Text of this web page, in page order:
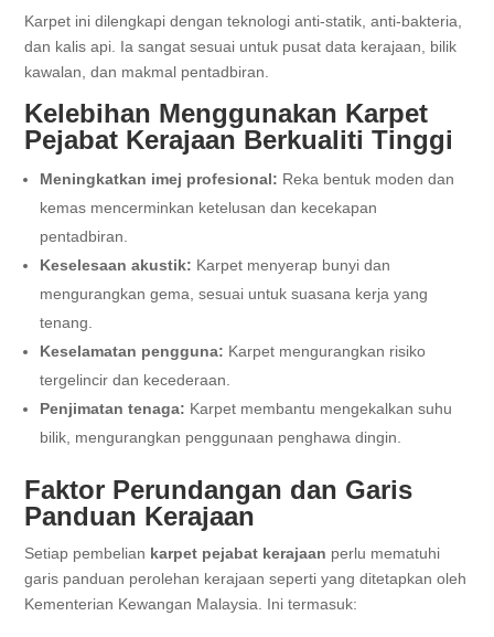
Karpet ini dilengkapi dengan teknologi anti-statik, anti-bakteria,
dan kalis api. Ia sangat sesuai untuk pusat data kerajaan, bilik
kawalan, dan makmal pentadbiran.
Kelebihan Menggunakan Karpet
Pejabat Kerajaan Berkualiti Tinggi
Meningkatkan imej profesional: Reka bentuk moden dan
kemas mencerminkan ketelusan dan kecekapan
pentadbiran.
Keselesaan akustik: Karpet menyerap bunyi dan
mengurangkan gema, sesuai untuk suasana kerja yang
tenang.
Keselamatan pengguna: Karpet mengurangkan risiko
tergelincir dan kecederaan.
Penjimatan tenaga: Karpet membantu mengekalkan suhu
bilik, mengurangkan penggunaan penghawa dingin.
Faktor Perundangan dan Garis
Panduan Kerajaan
Setiap pembelian karpet pejabat kerajaan perlu mematuhi
garis panduan perolehan kerajaan seperti yang ditetapkan oleh
Kementerian Kewangan Malaysia. Ini termasuk: